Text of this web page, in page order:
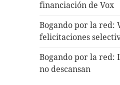
financiación de Vox
Bogando por la red:
felicitaciones
Bogando por la red:
no descansan